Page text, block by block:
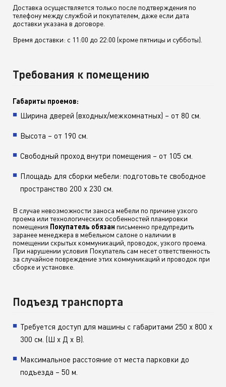
Доставка осуществляется только после подтверждения по
телефону между службой и покупателем, даже если дата
доставки указана в договоре.
Время доставки: с 11:00 до 22:00 (кроме пятницы и субботы).
Требования к помещению
Габариты проемов:
Ширина дверей (входных/межкомнатных) – от 80 см.
Высота – от 190 см.
Свободный проход внутри помещения – от 105 см.
Площадь для сборки мебели: подготовьте свободное
пространство 200 х 230 см.
В случае невозможности заноса мебели по причине узкого
проема или технологических особенностей планировки
помещения Покупатель обязан письменно предупредить
заранее менеджера в мебельном салоне о наличии в
помещении скрытых коммуникаций, проводок, узкого проема.
При нарушении условия Покупатель сам несет ответственность
за случайное повреждение этих коммуникаций и проводок при
сборке и установке.
Подъезд транспорта
Требуется доступ для машины с габаритами 250 х 800 х
300 см. (Ш х Д х В).
Максимальное расстояние от места парковки до
подъезда – 50 м.